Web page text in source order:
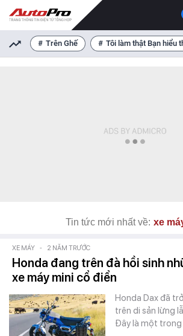
Trên Ghế Tôi làm thật Bạn hiểu
Tin tức mới nhất về: xe
XE MÁY - 2 NĂM TRƯỚC
Honda đang trên đà hồi sinh
xe máy mini cổ điển
Honda Dax đã
trên di sản lừng
Đây là một